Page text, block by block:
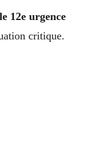
12e urgence
critique.